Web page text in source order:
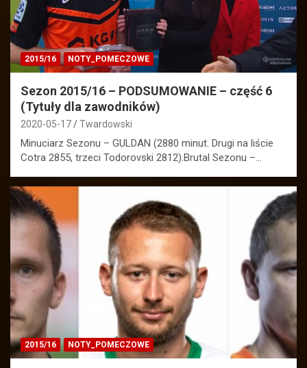
2015/16 NOTY_POMECZOWE
Sezon 2015/16 – PODSUMOWANIE – część 6
(Tytuły dla zawodników)
2020-05-17 Twardowski
Minuciarz Sezonu – GULDAN (2880 minut. Drugi na liście
Cotra 2855, trzeci Todorovski 2812).Brutal Sezonu –…
2015/16 NOTY_POMECZOWE